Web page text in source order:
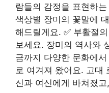
람들의 감정을 표현하
색상별 장미의 꽃말에
해드릴게요. ✅ 부활절
보세요. 장미의 역사와
금까지 다양한 문화에
로 여겨져 왔어요. 고대
신과 여신에게 바쳐졌